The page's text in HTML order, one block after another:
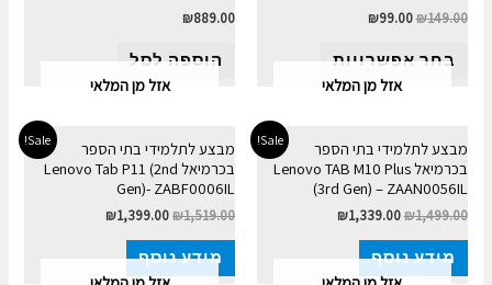
₪149.00
₪99.00
בחר אפשרויות
₪889.00
הוספה לסל
Sale!
אזל מן המלאי
מבצע לתלמידי בתי הספר
בכרמיאל Lenovo TAB M10 Plus
(3rd Gen) – ZAAN0056IL
₪1,499.00
₪1,339.00
מידע נוסף
Sale!
אזל מן המלאי
מבצע לתלמידי בתי הספר
בכרמיאל Lenovo Tab P11 (2nd
Gen)- ZABF0006IL
₪1,519.00
₪1,399.00
מידע נוסף